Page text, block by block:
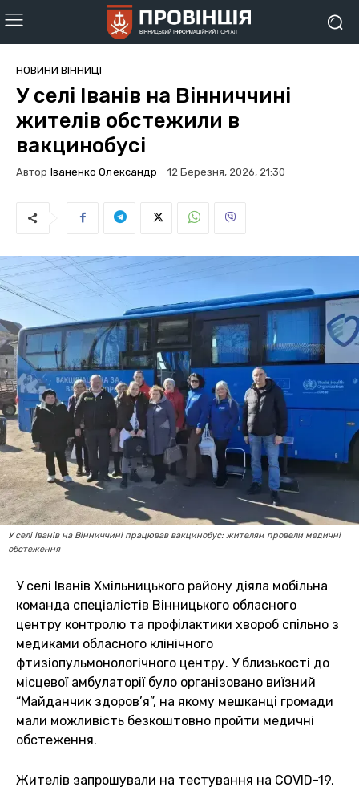
НОВИНИ ВІННИЦІ
У селі Іванів на Вінниччині
жителів обстежили в
вакцинобусі
Автор Іваненко Олександр 12 Березня, 2026, 21:30
У селі Іванів на Вінниччині працював вакцинобус: жителям провели медичні
обстеження
У селі Іванів Хмільницького району діяла мобільна
команда спеціалістів Вінницького обласного
центру контролю та профілактики хвороб спільно з
медиками обласного клінічного
фтизіопульмонологічного центру. У близькості до
місцевої амбулаторії було організовано виїзний
“Майданчик здоров’я”, на якому мешканці громади
мали можливість безкоштовно пройти медичні
обстеження.
Жителів запрошували на тестування на COVID-19,